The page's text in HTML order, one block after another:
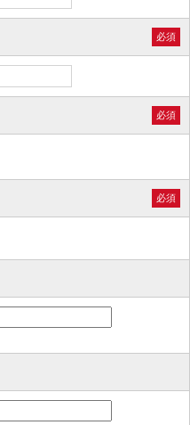
必須
必須
必須